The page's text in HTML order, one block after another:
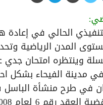
الحالي في
المدن الرياضية
وينتظره امتحان جدي
مدينة الفيحاء بشكل
كان في طرح منشأة